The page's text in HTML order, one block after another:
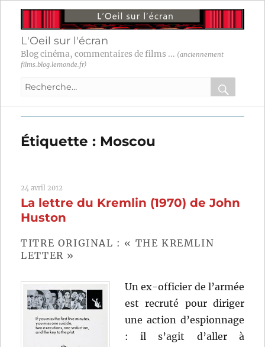
L'Oeil sur l'écran
Blog cinéma, commentaires de films ... (anciennement
films.blog.lemonde.fr)
Recherche
:
OK
Étiquette : Moscou
24 avril 2012
La lettre du Kremlin (1970) de John
Huston
TITRE ORIGINAL : « THE KREMLIN
LETTER »
Un ex-officier de l’armée
est recruté pour diriger
une action d’espionnage
: il s’agit d’aller à